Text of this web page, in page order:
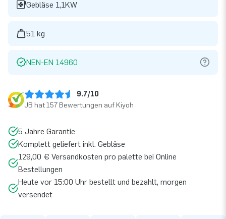
Gebläse 1,1KW
51 kg
NEN-EN 14960
9.7/10
JB hat 157 Bewertungen auf Kiyoh
5 Jahre Garantie
Komplett geliefert inkl. Gebläse
129,00 € Versandkosten pro palette bei Online
Bestellungen
Heute vor 15:00 Uhr bestellt und bezahlt, morgen
versendet